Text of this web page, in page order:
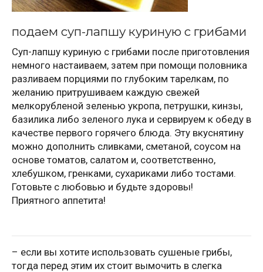
подаем суп-лапшу куриную с грибами
Суп-лапшу куриную с грибами после приготовления
немного настаиваем, затем при помощи половника
разливаем порциями по глубоким тарелкам, по
желанию притрушиваем каждую свежей
мелкорубленой зеленью укропа, петрушки, кинзы,
базилика либо зеленого лука и сервируем к обеду в
качестве первого горячего блюда. Эту вкуснятину
можно дополнить сливками, сметаной, соусом на
основе томатов, салатом и, соответственно,
хлебушком, гренками, сухариками либо тостами.
Готовьте с любовью и будьте здоровы!
Приятного аппетита!
– если вы хотите использовать сушеные грибы,
тогда перед этим их стоит вымочить в слегка